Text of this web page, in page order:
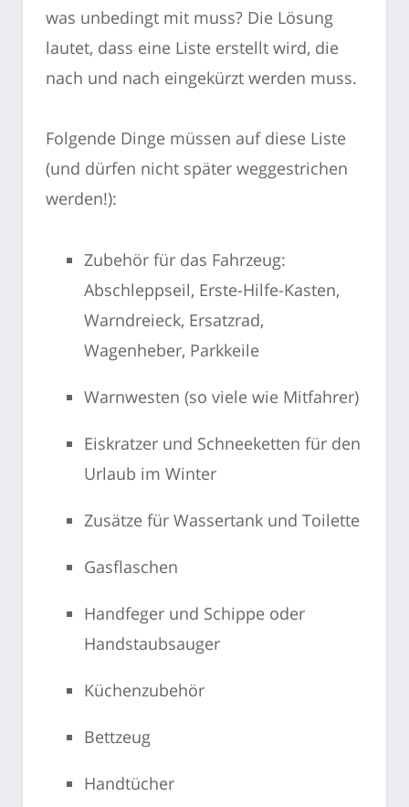
was unbedingt mit muss? Die Lösung
lautet, dass eine Liste erstellt wird, die
nach und nach eingekürzt werden muss.
Folgende Dinge müssen auf diese Liste
(und dürfen nicht später weggestrichen
werden!):
Zubehör für das Fahrzeug:
Abschleppseil, Erste-Hilfe-Kasten,
Warndreieck, Ersatzrad,
Wagenheber, Parkkeile
Warnwesten (so viele wie Mitfahrer)
Eiskratzer und Schneeketten für den
Urlaub im Winter
Zusätze für Wassertank und Toilette
Gasflaschen
Handfeger und Schippe oder
Handstaubsauger
Küchenzubehör
Bettzeug
Handtücher